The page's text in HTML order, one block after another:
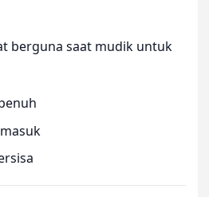
berguna saat mudik untuk